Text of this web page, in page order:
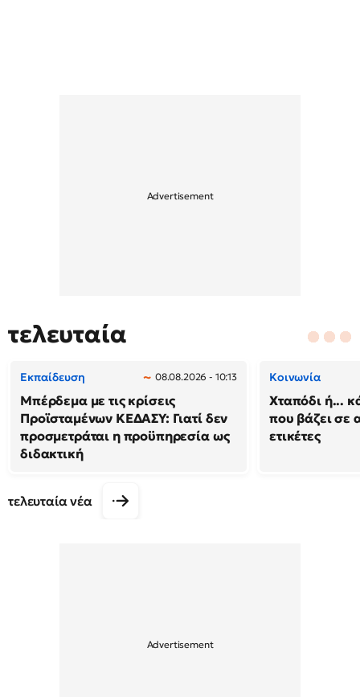
τελευταία
Εκπαίδευση 08.08.2026 - 10:13
Μπέρδεμα με τις κρίσεις
Προϊσταμένων ΚΕΔΑΣΥ: Γιατί δεν
προσμετράται η προϋπηρεσία ως
διδακτική
Κοινωνία
Χταπόδι ή...
που βάζει σε
ετικέτες
τελευταία νέα